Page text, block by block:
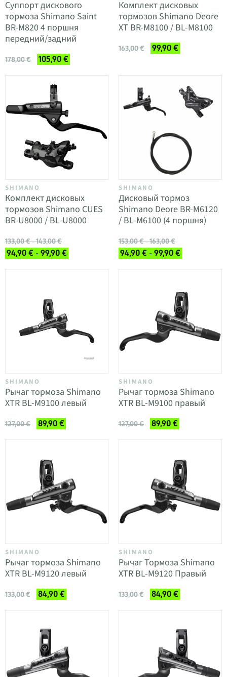
Суппорт дискового
тормоза Shimano Saint
BR-M820 4 поршня
передний/задний
178,00 € 105,90 €
Комплект дисковых
тормозов Shimano Deore
XT BR-M8100 / BL-M8100
163,00 € 99,90 €
SHIMANO
Комплект дисковых
тормозов Shimano CUES
BR-U8000 / BL-U8000
133,00 € - 143,00 €
94,90 € - 99,90 €
SHIMANO
Дисковый тормоз
Shimano Deore BR-M6120
/ BL-M6100 (4 поршня)
153,00 € - 163,00 €
94,90 € - 99,90 €
SHIMANO
Рычаг тормоза Shimano
XTR BL-M9100 левый
127,00 € 89,90 €
SHIMANO
Рычаг тормоза Shimano
XTR BL-M9100 правый
127,00 € 89,90 €
SHIMANO
Рычаг тормоза Shimano
XTR BL-M9120 левый
133,00 € 84,90 €
SHIMANO
Рычаг Тормоза Shimano
XTR BL-M9120 Правый
133,00 € 84,90 €